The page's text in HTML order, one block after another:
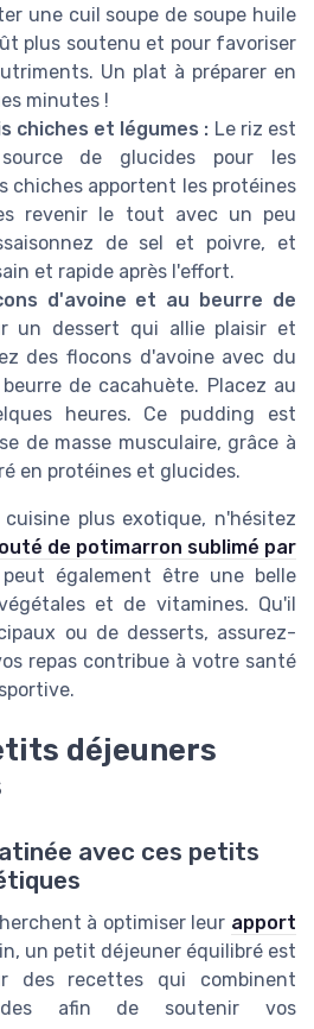
une cuil soupe de soupe huile
plus soutenu et pour favoriser
Un plat à préparer en
minutes !
chiches et légumes : Le riz est
de glucides pour les
chiches apportent les protéines
revenir le tout avec un peu
de sel et poivre, et
et rapide après l'effort.
d'avoine et au beurre de
un dessert qui allie plaisir et
des flocons d'avoine avec du
de cacahuète. Placez au
heures. Ce pudding est
de masse musculaire, grâce à
en protéines et glucides.
plus exotique, n'hésitez
de potimarron sublimé par
également être une belle
et de vitamines. Qu'il
ou de desserts, assurez-
repas contribue à votre santé
déjeuners
avec ces petits
à optimiser leur apport
un petit déjeuner équilibré est
des recettes qui combinent
afin de soutenir vos